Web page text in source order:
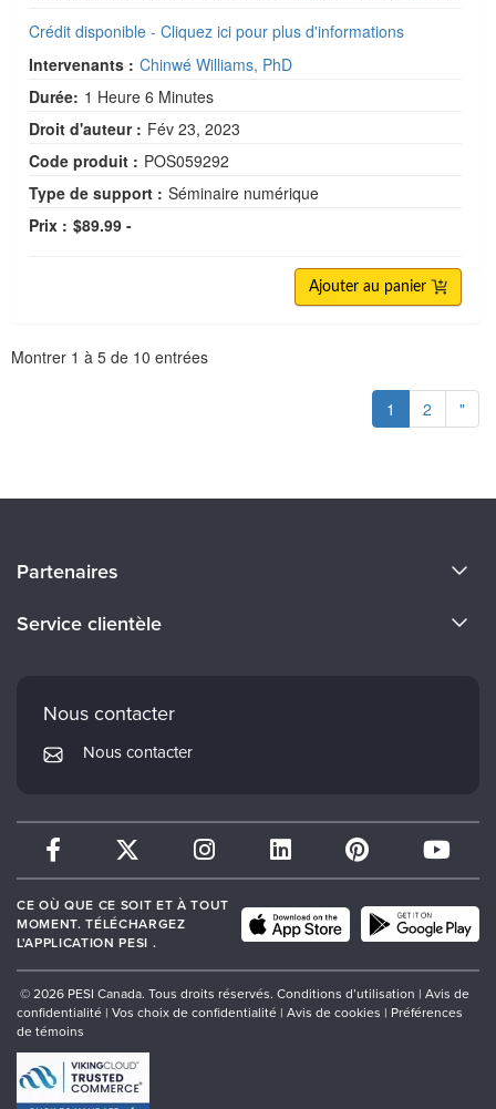
Crédit disponible - Cliquez ici pour plus d'informations
Intervenants : Chinwé Williams, PhD
Durée: 1 Heure 6 Minutes
Droit d'auteur : Fév 23, 2023
Code produit : POS059292
Type de support : Séminaire numérique
Prix : $89.99 -
Ajouter au panier
Montrer 1 à 5 de 10 entrées
1 2 "
À propos de nous
Carrières
Partenaires
Certifications Evergreen
Therapist.com
Service clientèle
FAQ
Mon compte
Nous contacter
Nous contacter
CE OÙ QUE CE SOIT ET À TOUT
MOMENT. TÉLÉCHARGEZ
L'APPLICATION PESI .
© 2026 PESI Canada. Tous droits réservés. Conditions d’utilisation | Avis de
confidentialité | Vos choix de confidentialité | Avis de cookies | Préférences
de témoins